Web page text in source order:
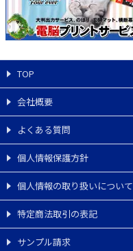
TOP
会社概要
よくある質問
個人情報保護方針
個人情報の取り扱いについて
特定商法取引の表記
サンプル請求